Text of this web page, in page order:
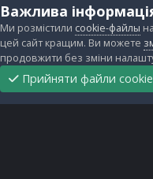
Важлива
Ми розмістили cookie-файлы
цей сайт кращим. Ви можете
продовжити без зміни
Прийняти файли cookie
Головна
Підтримати
нас
Прибрати
рекламу